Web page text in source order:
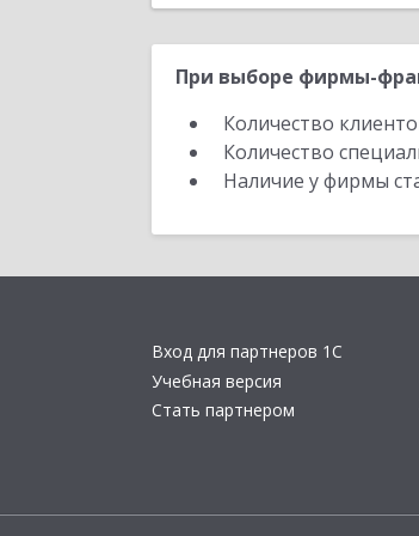
При выборе фирмы-
Количество
Количество
Наличие у фирмы
Вход для партнеров 1С
Учебная версия
Стать партнером